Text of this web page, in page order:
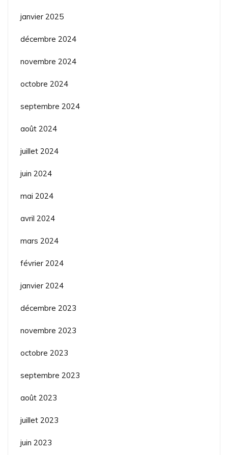
janvier 2025
décembre 2024
novembre 2024
octobre 2024
septembre 2024
août 2024
juillet 2024
juin 2024
mai 2024
avril 2024
mars 2024
février 2024
janvier 2024
décembre 2023
novembre 2023
octobre 2023
septembre 2023
août 2023
juillet 2023
juin 2023